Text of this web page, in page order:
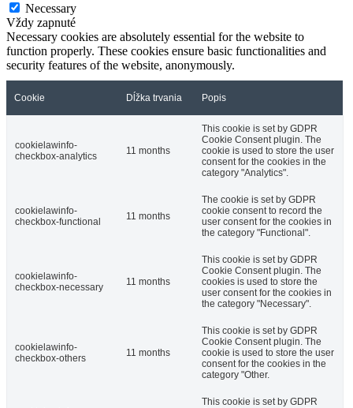
Necessary
Vždy zapnuté
Necessary cookies are absolutely essential for the website to
function properly. These cookies ensure basic functionalities and
security features of the website, anonymously.
Cookie Dĺžka trvania Popis
cookielawinfo-
checkbox-analytics
11 months
This cookie is set by GDPR
Cookie Consent plugin. The
cookie is used to store the user
consent for the cookies in the
category "Analytics".
cookielawinfo-
checkbox-functional
11 months
The cookie is set by GDPR
cookie consent to record the
user consent for the cookies in
the category "Functional".
cookielawinfo-
checkbox-necessary
11 months
This cookie is set by GDPR
Cookie Consent plugin. The
cookies is used to store the
user consent for the cookies in
the category "Necessary".
cookielawinfo-
checkbox-others
11 months
This cookie is set by GDPR
Cookie Consent plugin. The
cookie is used to store the user
consent for the cookies in the
category "Other.
This cookie is set by GDPR